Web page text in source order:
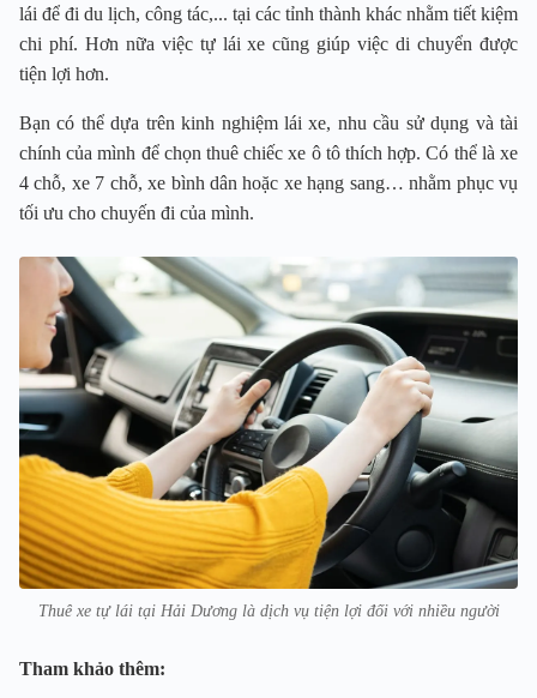
lái để đi du lịch, công tác,... tại các tỉnh thành khác nhằm tiết kiệm
chi phí. Hơn nữa việc tự lái xe cũng giúp việc di chuyển được
tiện lợi hơn.
Bạn có thể dựa trên kinh nghiệm lái xe, nhu cầu sử dụng và tài
chính của mình để chọn thuê chiếc xe ô tô thích hợp. Có thể là xe
4 chỗ, xe 7 chỗ, xe bình dân hoặc xe hạng sang… nhằm phục vụ
tối ưu cho chuyến đi của mình.
Thuê xe tự lái tại Hải Dương là dịch vụ tiện lợi đối với nhiều người
Tham khảo thêm: